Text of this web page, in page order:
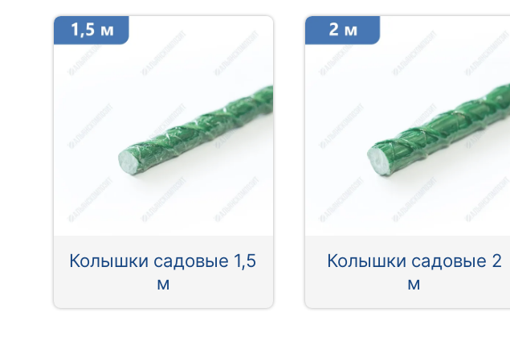
Колышки садовые 1,5
м
Колышки садовые 2
м